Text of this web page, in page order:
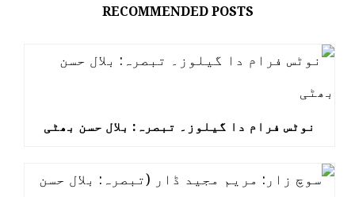
RECOMMENDED POSTS
نوٹس فرام دا گیلوز۔ تبصرہ: بلال حسن بھٹی